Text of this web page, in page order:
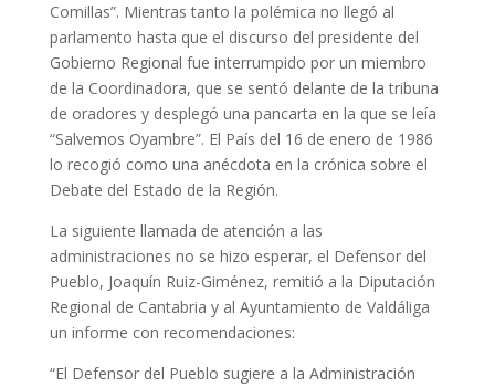
Comillas”. Mientras tanto la polémica no llegó al
parlamento hasta que el discurso del presidente del
Gobierno Regional fue interrumpido por un miembro
de la Coordinadora, que se sentó delante de la tribuna
de oradores y desplegó una pancarta en la que se leía
“Salvemos Oyambre”. El País del 16 de enero de 1986
lo recogió como una anécdota en la crónica sobre el
Debate del Estado de la Región.
La siguiente llamada de atención a las
administraciones no se hizo esperar, el Defensor del
Pueblo, Joaquín Ruiz-Giménez, remitió a la Diputación
Regional de Cantabria y al Ayuntamiento de Valdáliga
un informe con recomendaciones:
“El Defensor del Pueblo sugiere a la Administración